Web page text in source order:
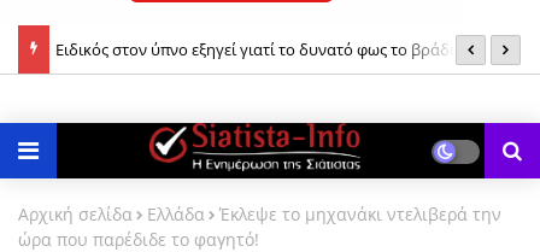
και Ειδικός στον ύπνο εξηγεί γιατί το δυνατό φως το βράδυ
Αρχική σελίδα Ελλάδα
Έκλεψε το μηχανάκι ντελιβερά την
ώρα που παρέδιδε το φαγητό!